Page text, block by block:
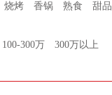
烧烤 香锅 熟食 甜品
100-300万 300万以上